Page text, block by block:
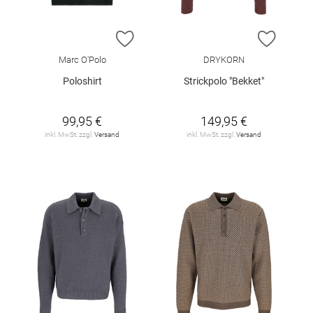
ZUR WUNSCHLISTE HINZUFÜGEN
Marc O'Polo
Poloshirt
99,95 €
inkl. MwSt. zzgl. Versand
ZUR
DRYKORN
Strickpolo "Bekket"
149,95 €
inkl. MwSt. zzgl. Versand